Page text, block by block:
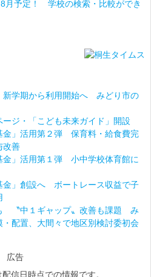
8月予定！ 学校の検索・比較ができ
学期から利用開始へ みどり市の
ジ・「こども未来ガイド」開設
金」活用第２弾 保育料・給食費完
改善
金」活用第１弾 小中学校体育館に
金」創設へ ボートレース収益で子
〝中１ギャップ〟改善も課題 み
・配置、大間々で地区別検討委初会
広告
信日時点での情報です。